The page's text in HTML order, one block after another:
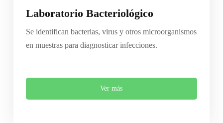
Laboratorio Bacteriológico
Se identifican bacterias, virus y otros microorganismos
en muestras para diagnosticar infecciones.
Ver más